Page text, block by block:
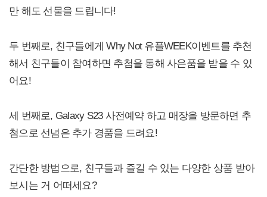
만 해도 선물을 드립니다!
두 번째로, 친구들에게 Why Not 유플WEEK이벤트를 추천
해서 친구들이 참여하면 추첨을 통해 사은품을 받을 수 있
어요!
세 번째로, Galaxy S23 사전예약 하고 매장을 방문하면 추
첨으로 선넘은 추가 경품을 드려요!
간단한 방법으로, 친구들과 즐길 수 있는 다양한 상품 받아
보시는 거 어떠세요?